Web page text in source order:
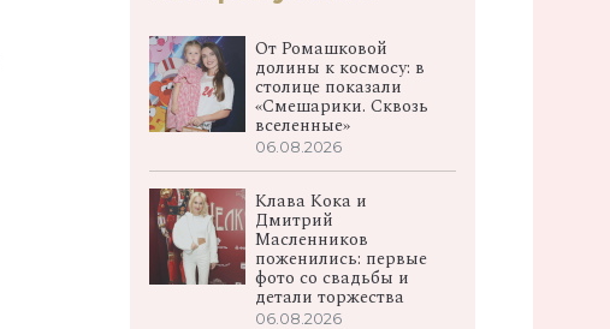
От Ромашковой
долины к космосу: в
столице показали
«Смешарики. Сквозь
вселенные»
06.08.2026
Клава Кока и
Дмитрий
Масленников
поженились: первые
фото со свадьбы и
детали торжества
06.08.2026